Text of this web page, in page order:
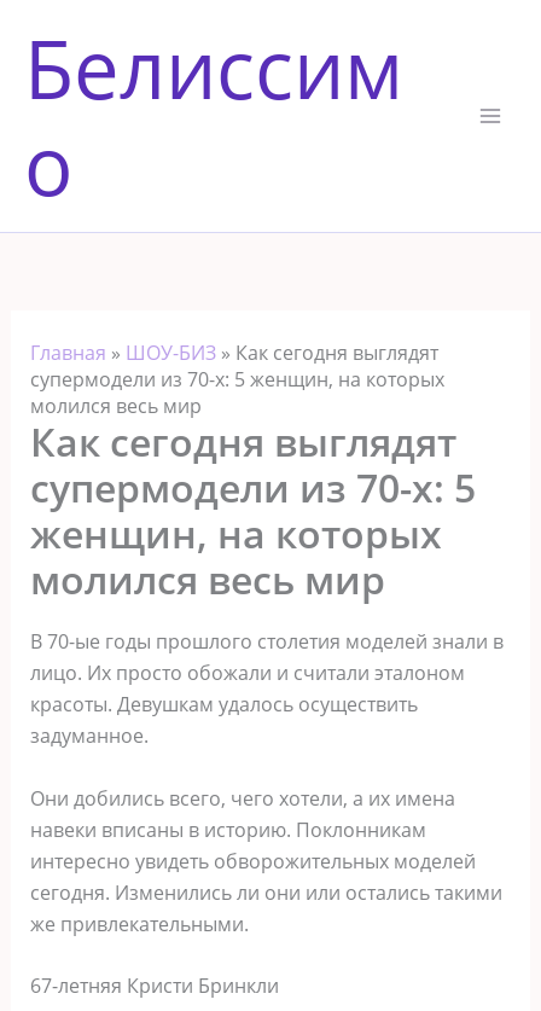
содержимому
Белиссим
о
Главная » ШОУ-БИЗ» Как сегодня выглядят
супермодели из 70-х: 5 женщин, на которых
молился весь мир
Как сегодня выглядят
супермодели из 70-х: 5
женщин, на которых
молился весь мир
В 70-ые годы прошлого столетия моделей знали в
лицо. Их просто обожали и считали эталоном
красоты. Девушкам удалось осуществить
задуманное.
Они добились всего, чего хотели, а их имена
навеки вписаны в историю. Поклонникам
интересно увидеть обворожительных моделей
сегодня. Изменились ли они или остались такими
же привлекательными.
67-летняя Кристи Бринкли